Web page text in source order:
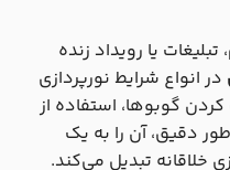
یا رویداد زنده
در انواع شرایط نورپردازی
گوبوها، استفاده از
دقیق، آن را به یک
خلاقانه تبدیل می‌کند.